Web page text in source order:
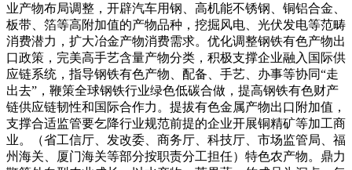
业产物布局调整，开辟汽车用钢、高机能不锈钢、铜铝合金、
板带、箔等高附加值的产物品种，挖掘风电、光伏发电等范畴
消费潜力，扩大冶金产物消费需求。优化调整钢铁有色产物出
口政策，完美高手艺含量产物分类，积极支撑企业融入国际供
应链系统，指导钢铁有色产物、配备、手艺、办事等协同“走
出去”，鞭策全球钢铁行业绿色低碳合做，提高钢铁有色财产
链供应链韧性和国际合作力。提拔有色金属产物出口附加值，
支撑合适监管要乞降行业规范前提的企业开展铜精矿等加工商
业。（省工信厅、发改委、商务厅、科技厅、市场监管局、福
州海关、厦门海关等部分按职责分工担任）特色农产物。鼎力